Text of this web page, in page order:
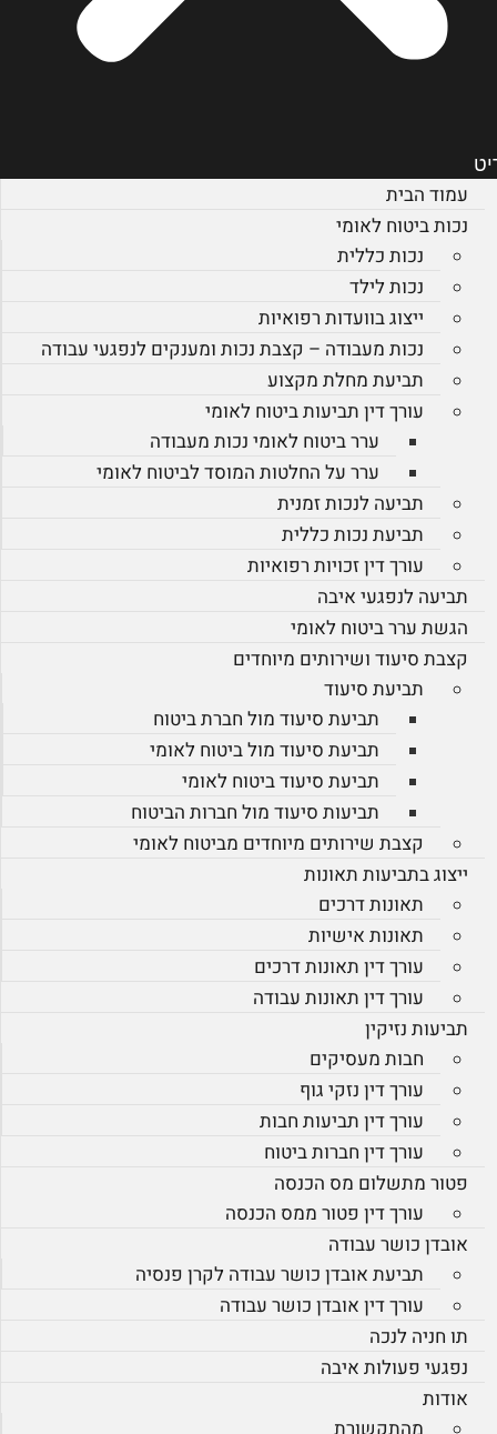
עמוד הבית
נכות ביטוח לאומי
נכות כללית
נכות לילד
ייצוג בוועדות רפואיות
נכות מעבודה – קצבת נכות ומענקים לנפגעי עבודה
תביעת מחלת מקצוע
עורך דין תביעות ביטוח לאומי
ערר ביטוח לאומי נכות מעבודה
ערר על החלטות המוסד לביטוח לאומי
תביעה לנכות זמנית
תביעת נכות כללית
עורך דין זכויות רפואיות
תביעה לנפגעי איבה
הגשת ערר ביטוח לאומי
קצבת סיעוד ושירותים מיוחדים
תביעת סיעוד
תביעת סיעוד מול חברת ביטוח
תביעת סיעוד מול ביטוח לאומי
תביעת סיעוד ביטוח לאומי
תביעות סיעוד מול חברות הביטוח
קצבת שירותים מיוחדים מביטוח לאומי
ייצוג בתביעות תאונות
תאונות דרכים
תאונות אישיות
עורך דין תאונות דרכים
עורך דין תאונות עבודה
תביעות נזיקין
חבות מעסיקים
עורך דין נזקי גוף
עורך דין תביעות חבות
עורך דין חברות ביטוח
פטור מתשלום מס הכנסה
עורך דין פטור ממס הכנסה
אובדן כושר עבודה
תביעת אובדן כושר עבודה לקרן פנסיה
עורך דין אובדן כושר עבודה
תו חניה לנכה
נפגעי פעולות איבה
אודות